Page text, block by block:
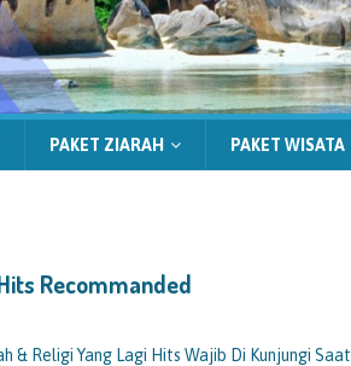
PAKET ZIARAH PAKET WISATA
Recommanded
Religi Yang Lagi Hits Wajib Di Kunjungi Saat